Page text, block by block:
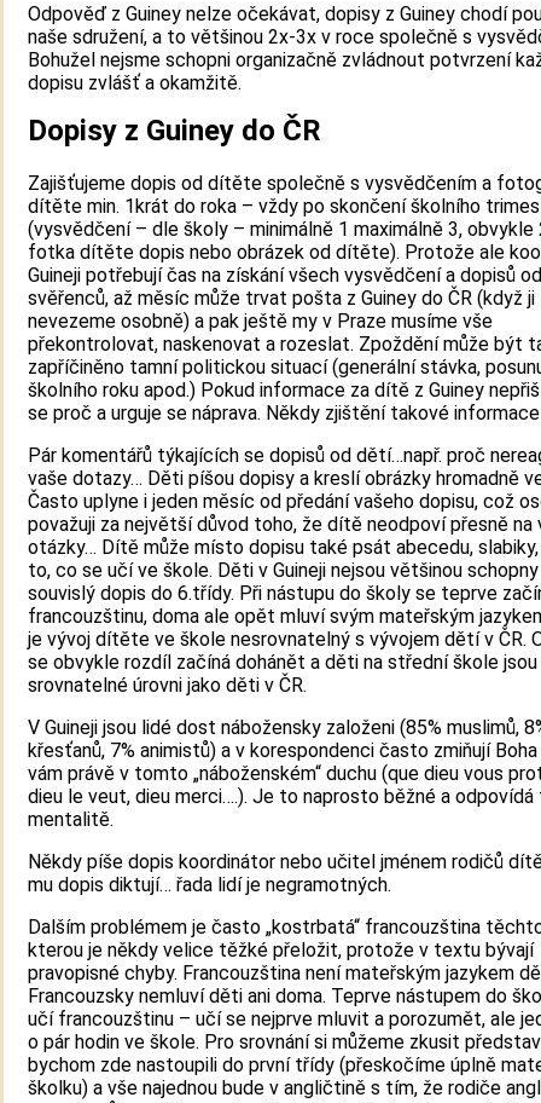
Odpověď z Guiney nelze očekávat, dopisy z Guiney chodí
naše sdružení, a to většinou 2x-3x v roce společně s
Bohužel nejsme schopni organizačně zvládnout potvrzení
dopisu zvlášť a okamžitě.
Dopisy z Guiney do ČR
Zajišťujeme dopis od dítěte společně s vysvědčením a
dítěte min. 1krát do roka – vždy po skončení školního
(vysvědčení – dle školy – minimálně 1 maximálně 3, obvykle
fotka dítěte dopis nebo obrázek od dítěte). Protože ale
Guineji potřebují čas na získání všech vysvědčení a dopisů
svěřenců, až měsíc může trvat pošta z Guiney do ČR (když ji
nevezeme osobně) a pak ještě my v Praze musíme vše
překontrolovat, naskenovat a rozeslat. Zpoždění může být
zapříčiněno tamní politickou situací (generální stávka,
školního roku apod.) Pokud informace za dítě z Guiney
se proč a urguje se náprava. Někdy zjištění takové
Pár komentářů týkajících se dopisů od dětí…např. proč
vaše dotazy… Děti píšou dopisy a kreslí obrázky hromadně
Často uplyne i jeden měsíc od předání vašeho dopisu, což
považuji za největší důvod toho, že dítě neodpoví přesně na
otázky… Dítě může místo dopisu také psát abecedu,
to, co se učí ve škole. Děti v Guineji nejsou většinou
souvislý dopis do 6.třídy. Při nástupu do školy se teprve
francouzštinu, doma ale opět mluví svým mateřským
je vývoj dítěte ve škole nesrovnatelný s vývojem dětí v ČR.
se obvykle rozdíl začíná dohánět a děti na střední škole jsou
srovnatelné úrovni jako děti v ČR.
V Guineji jsou lidé dost nábožensky založeni (85% muslimů,
křesťanů, 7% animistů) a v korespondenci často zmiňují
vám právě v tomto „náboženském“ duchu (que dieu vous
dieu le veut, dieu merci….). Je to naprosto běžné a
mentalitě.
Někdy píše dopis koordinátor nebo učitel jménem rodičů
mu dopis diktují… řada lidí je negramotných.
Dalším problémem je často „kostrbatá“ francouzština
kterou je někdy velice těžké přeložit, protože v textu bývají
pravopisné chyby. Francouzština není mateřským jazykem
Francouzsky nemluví děti ani doma. Teprve nástupem do
učí francouzštinu – učí se nejprve mluvit a porozumět, ale
o pár hodin ve škole. Pro srovnání si můžeme zkusit
bychom zde nastoupili do první třídy (přeskočíme úplně
školku) a vše najednou bude v angličtině s tím, že rodiče